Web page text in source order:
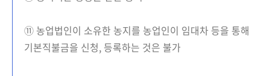
⑪ 농업법인이 소유한 농지를 농업인이 임대차 등을 통해
기본직불금을 신청, 등록하는 것은 불가